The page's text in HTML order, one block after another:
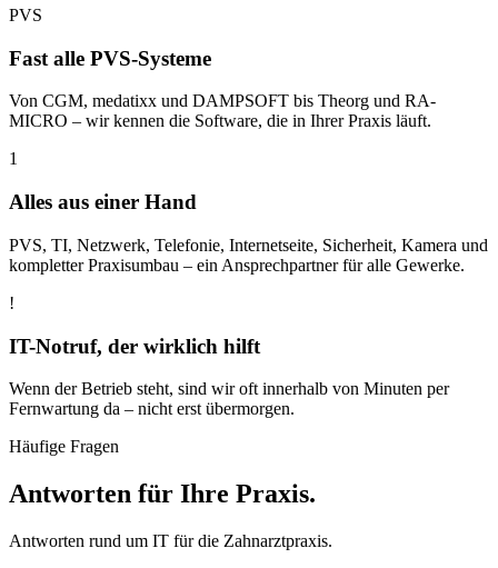
PVS
Fast alle PVS-Systeme
Von CGM, medatixx und DAMPSOFT bis Theorg und RA-
MICRO – wir kennen die Software, die in Ihrer Praxis läuft.
1
Alles aus einer Hand
PVS, TI, Netzwerk, Telefonie, Internetseite, Sicherheit, Kamera und
kompletter Praxisumbau – ein Ansprechpartner für alle Gewerke.
!
IT-Notruf, der wirklich hilft
Wenn der Betrieb steht, sind wir oft innerhalb von Minuten per
Fernwartung da – nicht erst übermorgen.
Häufige Fragen
Antworten für Ihre Praxis.
Antworten rund um IT für die Zahnarztpraxis.